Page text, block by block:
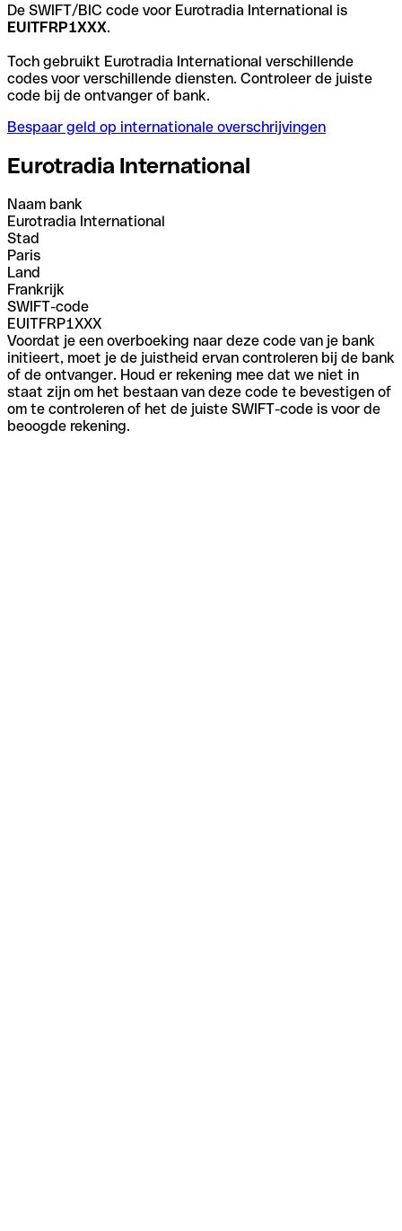
De SWIFT/BIC code voor Eurotradia International is
EUITFRP1XXX.
Toch gebruikt Eurotradia International verschillende
codes voor verschillende diensten. Controleer de juiste
code bij de ontvanger of bank.
Bespaar geld op internationale overschrijvingen
Eurotradia International
Naam bank
Eurotradia International
Stad
Paris
Land
Frankrijk
SWIFT-code
EUITFRP1XXX
Voordat je een overboeking naar deze code van je bank
initieert, moet je de juistheid ervan controleren bij de bank
of de ontvanger. Houd er rekening mee dat we niet in
staat zijn om het bestaan van deze code te bevestigen of
om te controleren of het de juiste SWIFT-code is voor de
beoogde rekening.